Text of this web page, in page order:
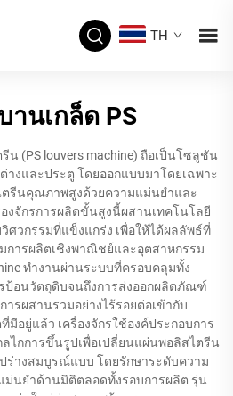
TH
านเกล็ด PS
น (PS louvers machine) ถือเป็นโซลูชัน
างและประตู โดยออกแบบมาโดยเฉพาะ
ตรีนคุณภาพสูงด้วยความแม่นยำและ
งจักรการผลิตขั้นสูงนี้ผสานเทคโนโลยี
ศวกรรมที่แข็งแกร่ง เพื่อให้ได้ผลลัพธ์ที่
การผลิตเชิงพาณิชย์และอุตสาหกรรม
ทำงานผ่านระบบที่ครอบคลุมทั้ง
ป้อนวัตถุดิบจนถึงการส่งออกผลิตภัณฑ์
ารผสานรวมอย่างไร้รอยต่อเข้ากับ
มีอยู่แล้ว เครื่องจักรใช้องค์ประกอบการ
ไกการขึ้นรูปเพื่อเปลี่ยนแผ่นพอลิสไตรีน
ร่างสมบูรณ์แบบ โดยรักษาระดับความ
นยำด้านมิติตลอดทั้งรอบการผลิต รุ่น